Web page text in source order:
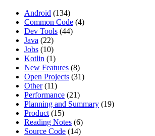
Android (134)
Common Code (4)
Dev Tools (44)
Java (22)
Jobs (10)
Kotlin (1)
New Features (8)
Open Projects (31)
Other(11)
Performance (21)
Planning and Summary (19)
Product (15)
Reading Notes (6)
Source Code (14)